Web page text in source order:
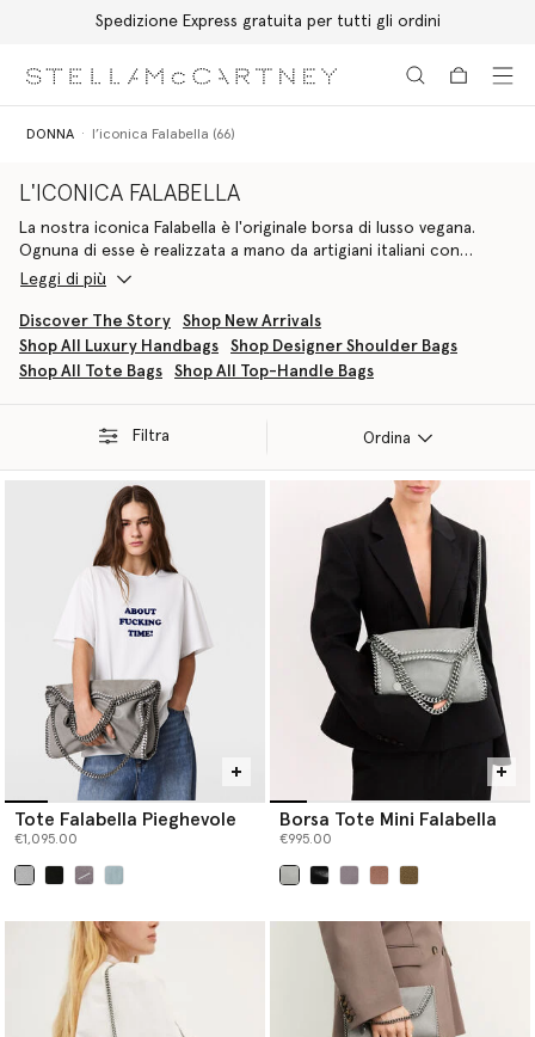
Spedizione Express gratuita per tutti gli ordini
DONNA l’iconica Falabella (66)
L'ICONICA FALABELLA
La nostra iconica Falabella è l'originale borsa di lusso vegana.
Ognuna di esse è realizzata a mano da artigiani italiani con
materiali sostenibili di ultima generazione. Chiamata come la
rispettoso degli animali non solo si ispira alla natura, ma è stata
progettata per proteggerla.
pelle, è diventata un veicolo per l'innovazione vegana e la
collaborazione, evolvendo e incarnando la nostra missione di non
compromettere mai la desiderabilità per la sostenibilità. Oggi, i
materiali utilizzati vanno dall'uva e dalle mele alle alternative
vegetali riciclabili alla pelle animale, mentre le fodere
monogrammate danno una seconda vita alla plastica degli oceani.
Falabella ha un design immediatamente riconoscibile, una
dicotomia di maschile e femminile, di durezza e morbidezza che
la rende una delle borse preferite dagli appassionati di moda, dai
rivoluzionari e dalle celebrità. I suoi codici artigianali l'hanno resa
iconica: una catena effetto diamante in ottone riciclato e
alluminio riciclabile e un medaglione in zamac a zero rifiuti.
Acquista l’iconica Falabella qui sotto
Leggi di più
Discover The Story
Shop New Arrivals
Shop All Luxury Handbags
Shop Designer Shoulder Bags
Shop All Tote Bags
Shop All Top-Handle Bags
Filtra Ordina
Tote Falabella Pieghevole
€1,095.00
Borsa Tote Mini Falabella
€995.00